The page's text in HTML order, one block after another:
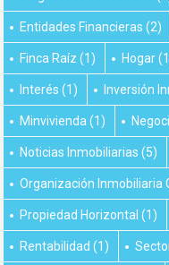
Entidades Financieras (2)
Finca Raíz (1) Hogar
Interés (1) Inversión
Minvivienda (1)
Noticias Inmobiliarias (5)
Organización Inmobiliaria
Propiedad Horizontal (1)
Rentabilidad (1)